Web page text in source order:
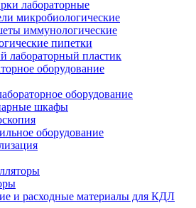
лабораторные
микробиологические
иммунологические
пипетки
лабораторный пластик
оборудование
оборудование
шкафы
оборудование
и расходные материалы для КДЛ